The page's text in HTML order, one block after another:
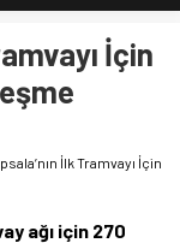
Bagaja Kalıcı
Sol Tüneli
GBR Anglia
İçin
İlk Tramvayı İçin
ağı için 270